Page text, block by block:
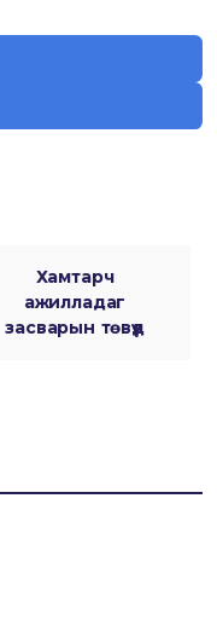
Хамтарч
ажилладаг
засварын төвүүд